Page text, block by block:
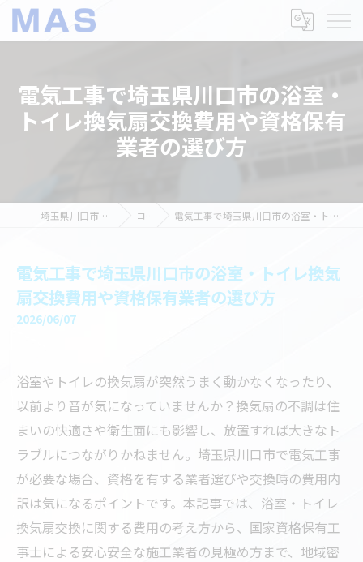
電気工事で埼玉県川口市の浴室・
トイレ換気扇交換費用や資格保有
業者の選び方
埼玉県川口市の電気工事ならMAS コラム 電気工事で埼玉県川口市の浴室・トイレ換気扇交換費用や資格保有業者の選び方
電気工事で埼玉県川口市の浴室・トイレ換気
扇交換費用や資格保有業者の選び方
2026/06/07
浴室やトイレの換気扇が突然うまく動かなくなったり、
以前より音が気になっていませんか？換気扇の不調は住
まいの快適さや衛生面にも影響し、放置すれば大きなト
ラブルにつながりかねません。埼玉県川口市で電気工事
が必要な場合、資格を有する業者選びや交換時の費用内
訳は気になるポイントです。本記事では、浴室・トイレ
換気扇交換に関する費用の考え方から、国家資格保有工
事士による安心安全な施工業者の見極め方まで、地域密